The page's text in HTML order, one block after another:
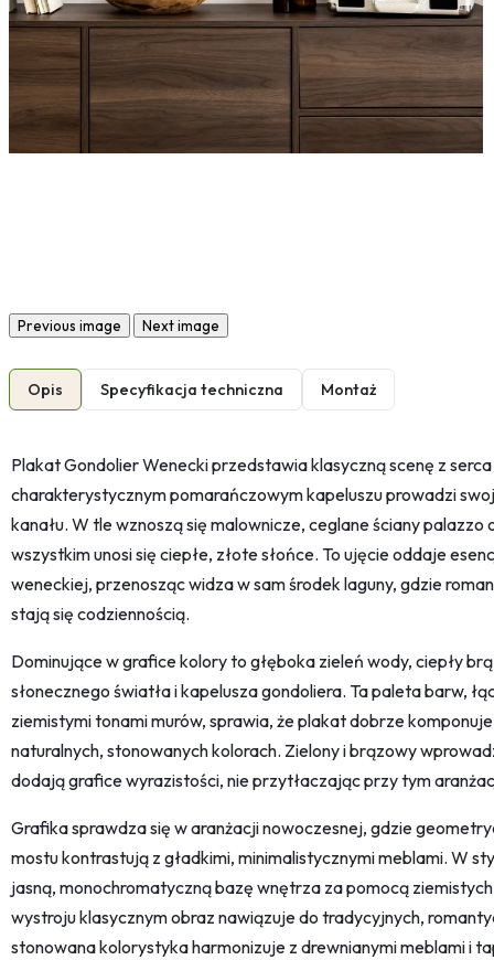
Previous image Next image
Opis Specyfikacja techniczna Montaż
Plakat Gondolier Wenecki przedstawia klasyczną scenę z
charakterystycznym pomarańczowym kapeluszu prowadzi
kanału. W tle wznoszą się malownicze, ceglane ściany palazzo
wszystkim unosi się ciepłe, złote słońce. To ujęcie oddaje
weneckiej, przenosząc widza w sam środek laguny, gdzie
stają się codziennością.
Dominujące w grafice kolory to głęboka zieleń wody, ciepły
słonecznego światła i kapelusza gondoliera. Ta paleta barw,
ziemistymi tonami murów, sprawia, że plakat dobrze
naturalnych, stonowanych kolorach. Zielony i brązowy
dodają grafice wyrazistości, nie przytłaczając przy tym
Grafika sprawdza się w aranżacji nowoczesnej, gdzie
mostu kontrastują z gładkimi, minimalistycznymi meblami. W
jasną, monochromatyczną bazę wnętrza za pomocą
wystroju klasycznym obraz nawiązuje do tradycyjnych,
stonowana kolorystyka harmonizuje z drewnianymi meblami i